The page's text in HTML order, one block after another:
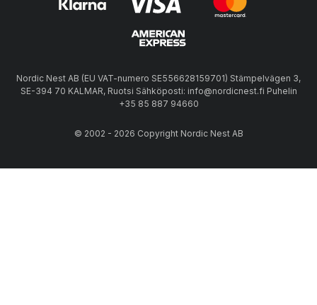
Nordic Nest AB (EU VAT-numero SE556628159701) Stämpelvägen 3,
SE-394 70 KALMAR, Ruotsi Sähköposti: info@nordicnest.fi Puhelin
+35 85 887 94660
© 2002 - 2026 Copyright Nordic Nest AB